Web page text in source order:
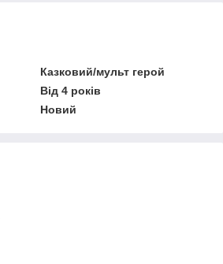
Казковий/мульт герой
Від 4 років
Новий